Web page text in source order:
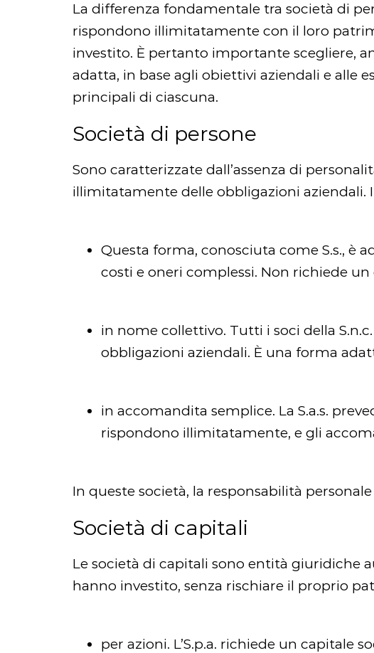
La differenza fondamentale tra società di
rispondono illimitatamente con il loro
investito. È pertanto importante scegliere,
adatta, in base agli obiettivi aziendali e alle
principali di ciascuna.
Società di persone
Sono caratterizzate dall’assenza di
illimitatamente delle obbligazioni aziendali.
Questa forma, conosciuta come S.s., è
costi e oneri complessi. Non richiede
in nome collettivo. Tutti i soci della
obbligazioni aziendali. È una forma
in accomandita semplice. La S.a.s.
rispondono illimitatamente, e gli
In queste società, la responsabilità
Società di capitali
Le società di capitali sono entità giuridiche
hanno investito, senza rischiare il proprio
per azioni. L’S.p.a. richiede un capitale